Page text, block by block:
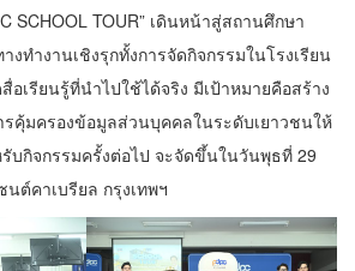
SCHOOL TOUR” เดินหน้าสู่สถานศึกษา
งทำงานเชิงรุกทั้งการจัดกิจกรรมในโรงเรียน
อเรียนรู้ที่นำไปใช้ได้จริง มีเป้าหมายคือสร้าง
รคุ้มครองข้อมูลส่วนบุคคลในระดับเยาวชนให้
บกิจกรรมครั้งต่อไป จะจัดขึ้นในวันพุธที่ 29
ต์คาเบรียล กรุงเทพฯ